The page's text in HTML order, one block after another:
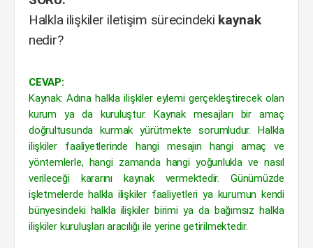
Halkla ilişkiler iletişim sürecindeki kaynak
nedir?
CEVAP:
Kaynak: Adına halkla ilişkiler eylemi gerçekleştirecek olan
kurum ya da kuruluştur. Kaynak mesajları bir amaç
doğrultusunda kurmak yürütmekte sorumludur. Halkla
ilişkiler faaliyetlerinde hangi mesajın hangi amaç ve
yöntemlerle, hangi zamanda hangi yoğunlukla ve nasıl
verileceği kararını kaynak vermektedir. Günümüzde
işletmelerde halkla ilişkiler faaliyetleri ya kurumun kendi
bünyesindeki halkla ilişkiler birimi ya da bağımsız halkla
ilişkiler kuruluşları aracılığı ile yerine getirilmektedir.